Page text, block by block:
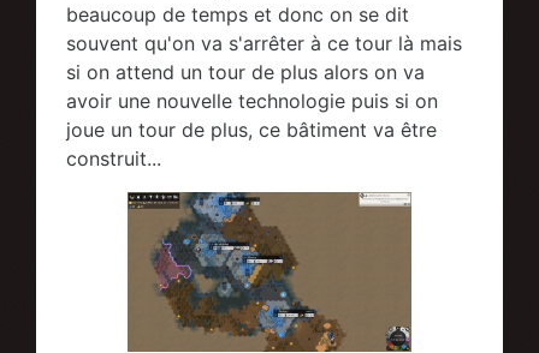
beaucoup de temps et donc on se dit
souvent qu'on va s'arrêter à ce tour là mais
si on attend un tour de plus alors on va
avoir une nouvelle technologie puis si on
joue un tour de plus, ce bâtiment va être
construit...